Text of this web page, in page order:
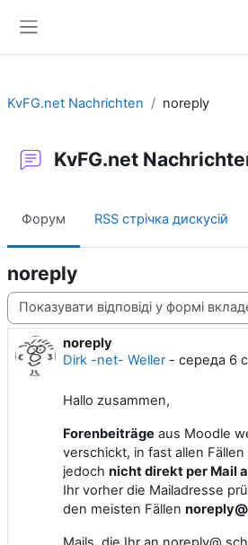
KvFG.net Nachrichten noreply
KvFG.net
Форум RSS стрічка дискусій
noreply
Тип показу
noreply
Dirk -net- Weller- середа 6
Кількість відповідей: 0
Hallo zusammen,
Forenbeiträge aus Moodle
verschickt, in fast allen
jedoch nicht direkt per Mail
Ihr vorher die Mailadresse
den meisten Fällen